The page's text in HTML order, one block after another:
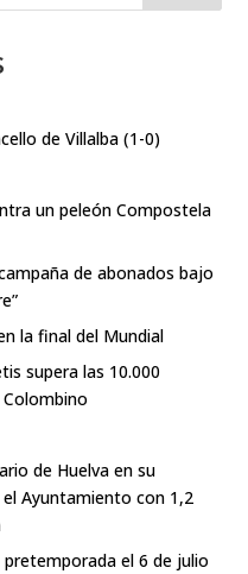
de Villalba (1-0)
un peleón Compostela
de abonados bajo
la final del Mundial
supera las 10.000
de Huelva en su
Ayuntamiento con 1,2
pretemporada el 6 de julio